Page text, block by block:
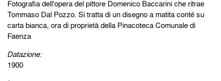
Fotografia dell'opera del pittore Domenico Baccarini che ritrae
Tommaso Dal Pozzo. Si tratta di un disegno a matita conté su
carta bianca, ora di proprietà della Pinacoteca Comunale di
Faenza
Datazione:
1900